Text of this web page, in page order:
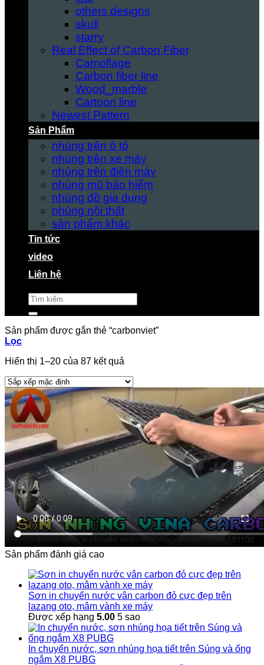
others designs
skull
starry
Real Effect of Carbon Fiber
Camoflage
Carbon fiber line
Wood_marble
Cartoon line
Newest Pattern
Sản Phẩm
nhúng trên ô tô
nhúng trên xe máy
nhúng trên điện máy
nhúng mũ bảo hiểm
nhúng đồ gia dụng
nhúng nội thất
sản phẩm khác
Tin tức
video
Liên hệ
Tìm
kiếm:
Sản phẩm được gắn thẻ “carbonviet”
Lọc
Hiển thị 1–20 của 87 kết quả
Sản phẩm đánh giá cao
Sơn in chuyển nước vân carbon đỏ cực đẹp trên
lazang oto, mâm vành xe máy
Được xếp hạng 5.00 5 sao
In chuyển nước, sơn nhúng họa tiết trên Súng và ống
ngắm X8 PUBG